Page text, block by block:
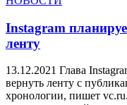
Instagram
ленту
13.12.2021 Глава
вернуть ленту с
хронологии, пишет